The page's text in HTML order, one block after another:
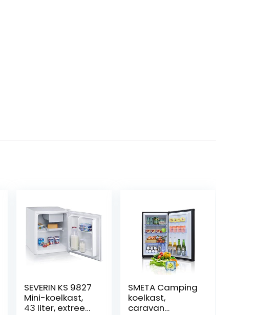
SEVERIN KS 9827
Mini-koelkast,
43 liter, extreem
SMETA Camping
koelkast,
caravan